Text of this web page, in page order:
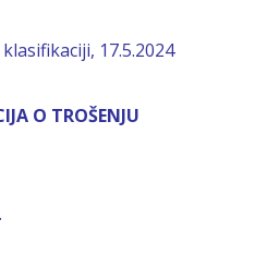
17.5.2024
O TROŠENJU